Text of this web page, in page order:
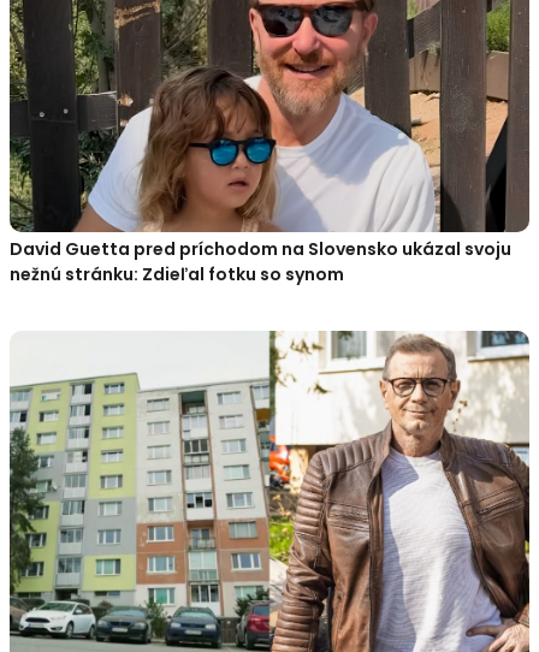
David Guetta pred príchodom na Slovensko ukázal svoju
nežnú stránku: Zdieľal fotku so synom